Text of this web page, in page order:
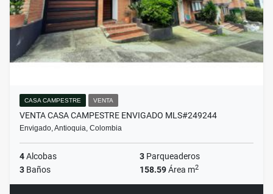
CASA CAMPESTRE VENTA
VENTA CASA CAMPESTRE ENVIGADO MLS#249244
Envigado, Antioquia, Colombia
4Alcobas 3 Parqueaderos
3 Baños 158.59Área m2